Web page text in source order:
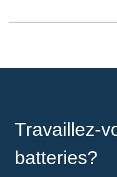
Travaillez-
batteries?